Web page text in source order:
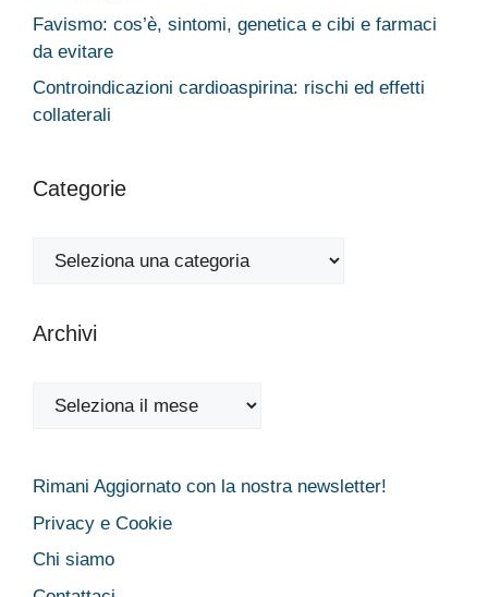
Favismo: cos’è, sintomi, genetica e cibi e farmaci
da evitare
Controindicazioni cardioaspirina: rischi ed effetti
collaterali
Categorie
Categorie
Archivi
Archivi
Rimani Aggiornato con la nostra newsletter!
Privacy e Cookie
Chi siamo